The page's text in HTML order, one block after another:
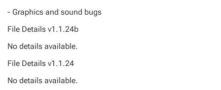
- Graphics and sound bugs
File Details v1.1.24b
No details available.
File Details v1.1.24
No details available.